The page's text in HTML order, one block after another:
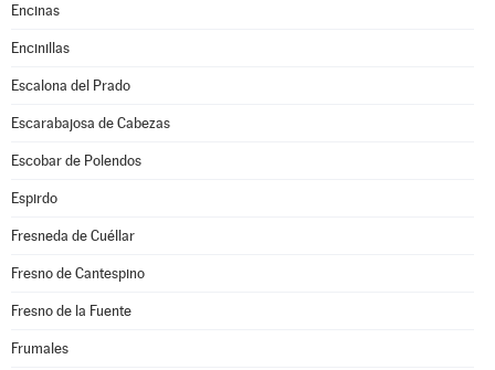
Encinas
Encinillas
Escalona del Prado
Escarabajosa de Cabezas
Escobar de Polendos
Espirdo
Fresneda de Cuéllar
Fresno de Cantespino
Fresno de la Fuente
Frumales